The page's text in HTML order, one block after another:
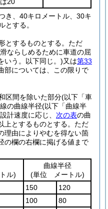
き、40キロメートル、30キ
とする。
とするものとする。 ただ
ならしめるために車道の屈
いう。以下同じ。)又は第33
部については、この限りで
区間を除いた部分(以下「車
の曲線半径(以下「曲線半
計速度に応じ、 次の表の曲
とするものとする。 ただ
理由によりやむを得ない箇
の欄の右欄に掲げる値まで
ル)
曲線半径
(単位 メートル)
150
120
100
80